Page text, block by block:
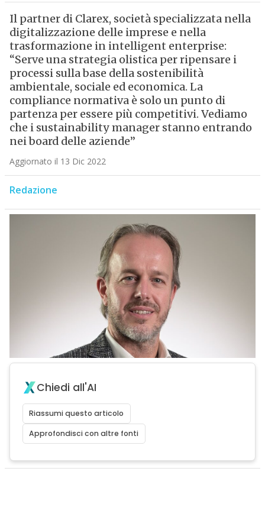
Il partner di Clarex, società specializzata nella
digitalizzazione delle imprese e nella
trasformazione in intelligent enterprise:
“Serve una strategia olistica per ripensare i
processi sulla base della sostenibilità
ambientale, sociale ed economica. La
compliance normativa è solo un punto di
partenza per essere più competitivi. Vediamo
che i sustainability manager stanno entrando
nei board delle aziende”
Aggiornato il 13 Dic 2022
Redazione
Chiedi all'AI
Riassumi questo articolo
Approfondisci con altre fonti